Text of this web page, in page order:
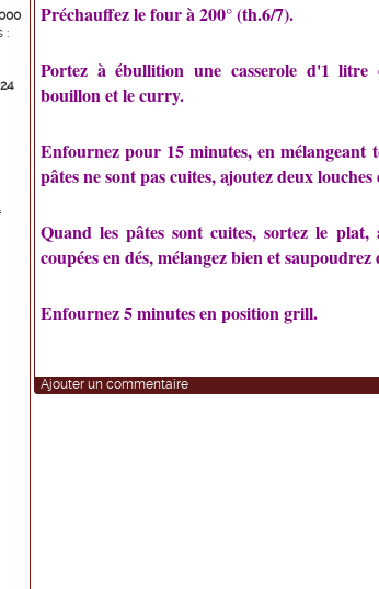
:
Préchauffez le four à 200° (th.6/7).
Portez à ébullition une casserole d'1 litre
bouillon et le curry.
Enfournez pour 15 minutes, en mélangeant
pâtes ne sont pas cuites, ajoutez deux
Quand les pâtes sont cuites, sortez le
coupées en dés, mélangez bien et
Enfournez 5 minutes en position grill.
Ajouter un commentaire